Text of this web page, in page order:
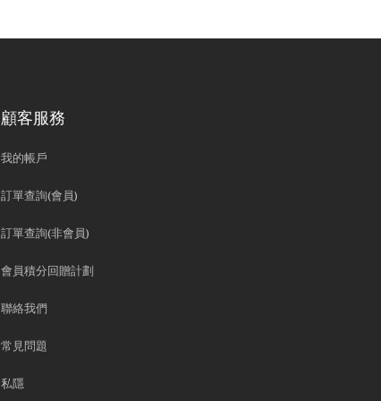
顧客服務
我的帳戶
訂單查詢(會員)
訂單查詢(非會員)
會員積分回贈計劃
聯絡我們
常見問題
私隱